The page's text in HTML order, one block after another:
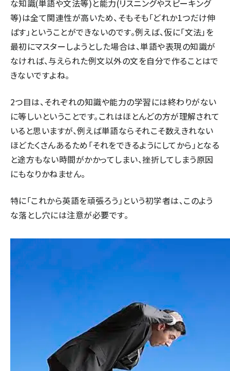
な知識(単語や文法等)と能力(リスニングやスピーキング
等)は全て関連性が高いため、そもそも「どれか1つだけ伸
ばす」ということができないのです。例えば、仮に「文法」を
最初にマスターしようとした場合は、単語や表現の知識が
なければ、与えられた例文以外の文を自分で作ることはで
きないですよね。
2つ目は、それぞれの知識や能力の学習には終わりがない
に等しいということです。これはほとんどの方が理解されて
いると思いますが、例えば単語ならそれこそ数えきれない
ほどたくさんあるため「それをできるようにしてから」となる
と途方もない時間がかかってしまい、挫折してしまう原因
にもなりかねません。
特に「これから英語を頑張ろう」という初学者は、このよう
な落とし穴には注意が必要です。